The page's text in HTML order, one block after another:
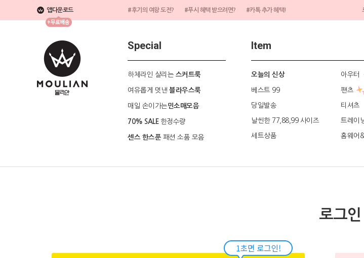
앱다운로드 #후기의 여왕 도전? #푸시 혜택 받으려면? #카톡 추가 혜택!
Special
하체라인 살리는 스커트룩
여유롭게 멋낸 블라우스룩
매일 손이가는민소매모음
70% SALE 한정수량
센스 한스푼패션 소품 모음
Item
오늘의 신상 아우터
베스트 99 팬츠
당일발송 티셔츠
날씬한 77,88,99 사이즈 트레이
세트상품 홈웨어
로그인